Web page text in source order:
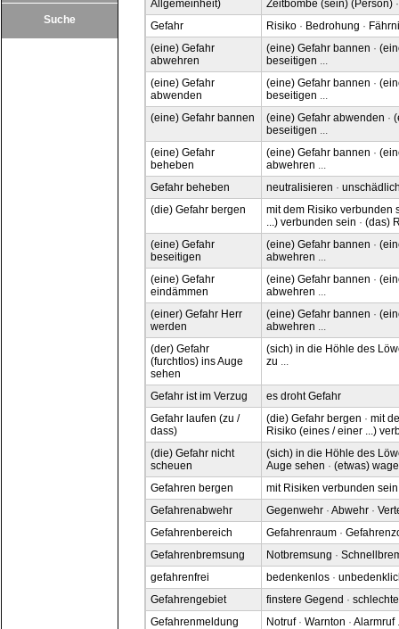
Suche
Allgemeinheit)
Zeitbombe (sein) (Person)
Gefahr
Risiko · Bedrohung ·
(eine) Gefahr
abwehren
(eine) Gefahr bannen ·
beseitigen ...
(eine) Gefahr
abwenden
(eine) Gefahr bannen ·
beseitigen ...
(eine) Gefahr bannen
(eine) Gefahr abwenden ·
beseitigen ...
(eine) Gefahr
beheben
(eine) Gefahr bannen ·
abwehren ...
Gefahr beheben
neutralisieren ·
(die) Gefahr bergen
mit dem Risiko verbunden
...) verbunden sein · (das)
(eine) Gefahr
beseitigen
(eine) Gefahr bannen ·
abwehren ...
(eine) Gefahr
eindämmen
(eine) Gefahr bannen ·
abwehren ...
(einer) Gefahr Herr
werden
(eine) Gefahr bannen ·
abwehren ...
(der) Gefahr
(furchtlos) ins Auge
sehen
(sich) in die Höhle des
zu ...
Gefahr ist im Verzug
es droht Gefahr
Gefahr laufen (zu /
dass)
(die) Gefahr bergen · mit
Risiko (eines / einer ...)
(die) Gefahr nicht
scheuen
(sich) in die Höhle des
Auge sehen · (etwas)
Gefahren bergen
mit Risiken verbunden sein
Gefahrenabwehr
Gegenwehr · Abwehr ·
Gefahrenbereich
Gefahrenraum ·
Gefahrenbremsung
Notbremsung ·
gefahrenfrei
bedenkenlos ·
Gefahrengebiet
finstere Gegend ·
Gefahrenmeldung
Notruf· Warnton · Alarmruf